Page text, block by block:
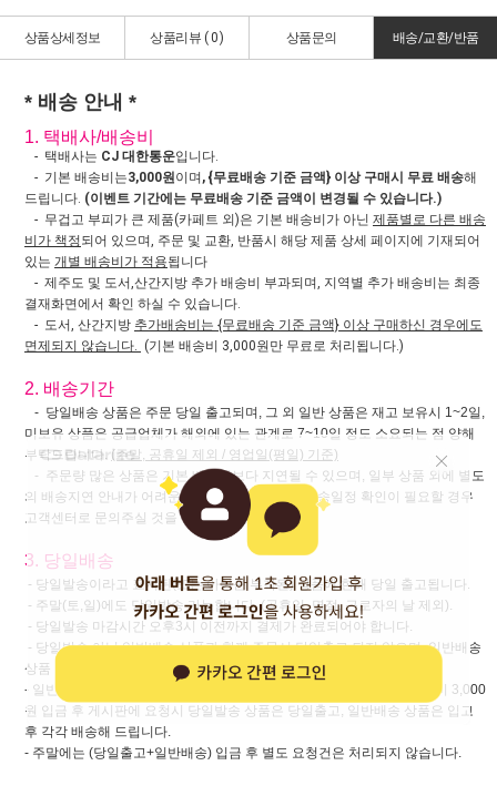
상품상세정보 상품리뷰 ( 0) 상품문의 배송/교환/반품
* 배송 안내 *
1. 택배사/배송비
- 택배사는 CJ 대한통운입니다.
- 기본 배송비는3,000원이며 , {무료배송 기준 금액} 이상 구매시 무료 배송해
드립니다. (이벤트 기간에는 무료배송 기준 금액이 변경될 수 있습니다.)
- 무겁고 부피가 큰 제품(카페트 외)은 기본 배송비가 아닌 제품별로 다른 배송
비가 책정되어 있으며, 주문 및 교환, 반품시 해당 제품 상세 페이지에 기재되어
있는 개별 배송비가 적용됩니다
- 제주도 및 도서,산간지방 추가 배송비 부과되며, 지역별 추가 배송비는 최종
결재화면에서 확인 하실 수 있습니다.
- 도서, 산간지방 추가배송비는 {무료배송 기준 금액} 이상 구매하신 경우에도
면제되지 않습니다. (기본 배송비 3,000원만 무료로 처리됩니다.)
2. 배송기간
- 당일배송 상품은 주문 당일 출고되며, 그 외 일반 상품은 재고 보유시 1~2일,
미보유 상품은 공급업체가 해외에 있는 관계로 7~10일 정도 소요되는 점 양해
부탁드립니다. (주말, 공휴일 제외 / 영업일(평일) 기준)
- 주문량 많은 상품은 기본 배송일보다 지연될 수 있으며, 일부 상품 외에 별도
의 배송지연 안내가 어려운 점 양해 부탁드리며, 배송일정 확인이 필요할 경우
고객센터로 문의주실 것을 부탁드립니다.
3. 당일배송
- 당일발송이라고 표시된(또는 아이콘 부착된) 상품에 한해 당일 출고됩니다.
- 주말(토,일)에도 당일발송 가능합니다. (공휴일, 명절, 근로자의 날 제외).
- 당일발송 마감시간 오후3시 이전까지 결제가 완료되어야 합니다.
- 당일발송 아닌 일반배송 상품과 함께 주문시 당일출고 되지 않으며, 일반배송
상품 배송일에 함께 출고됩니다.
- 일반배송 상품과 함께 주문한 경우 당일발송 마감시간 이전 추가 배송비 3,000
원 입금 후 게시판에 요청시 당일발송 상품은 당일출고, 일반배송 상품은 입고
후 각각 배송해 드립니다.
- 주말에는 (당일출고+일반배송) 입금 후 별도 요청건은 처리되지 않습니다.